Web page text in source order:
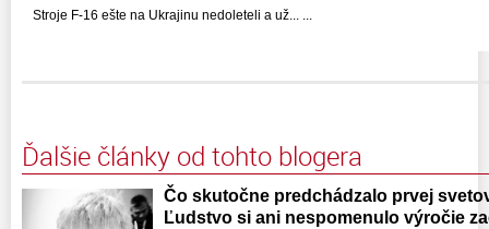
Stroje F-16 ešte na Ukrajinu nedoleteli a už... ...
Ďalšie články od tohto blogera
Čo skutočne predchádzalo prvej
Ľudstvo si ani nespomenulo výročie